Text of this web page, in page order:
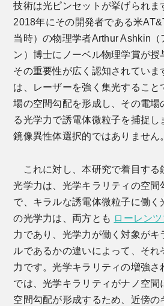
技術は光ピンセットが挙げられま
2018年にその開発者である米
当時）の物理学者Arthur Ashkin（
ン）博士にノーベル物理学賞が授
その重要性が広く認知されていま
は、レーザーを強く集光すること
場の空間勾配を形成し、その電場
る光学力で誘電体微粒子を捕捉し
鏡像異性体選択的ではありません
これに対し、本研究で着目する
光学力は、光学キラリティの空間
で、キラルな誘電体微粒子に働く
の光学力は、両方とも ローレンツ
力であり、光学力が働く対象がキ
ルであるかの違いによって、それ
力です。光学キラリティの増強
では、光学キラリティがナノ空間
空間勾配が形成するため、近傍の